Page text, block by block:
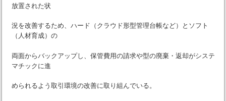
放置された状
況を改善するため、ハード（クラウド形型管理台帳など）とソフト
（人材育成）の
両面からバックアップし、保管費用の請求や型の廃棄・返却がシステ
マチックに進
められるよう取引環境の改善に取り組んでいる。